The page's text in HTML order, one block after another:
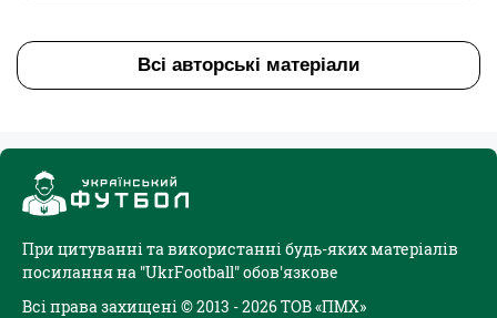
Всі авторські матеріали
При цитуванні та використанні будь-яких матеріалів
посилання на "UkrFootball" обов'язкове
Всі права захищені © 2013 - 2026 ТОВ «ПМХ»